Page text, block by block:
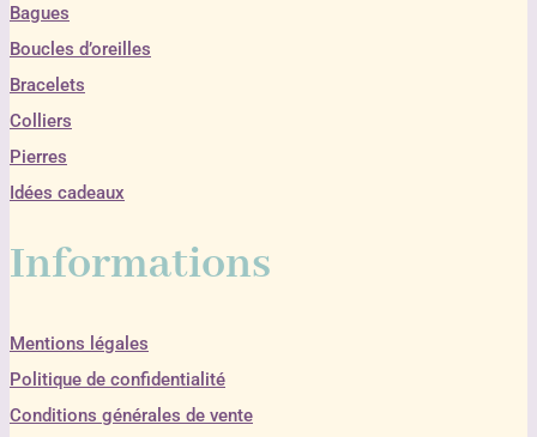
Bagues
Boucles d’oreilles
Bracelets
Colliers
Pierres
Idées cadeaux
Informations
Mentions légales
Politique de confidentialité
Conditions générales de vente